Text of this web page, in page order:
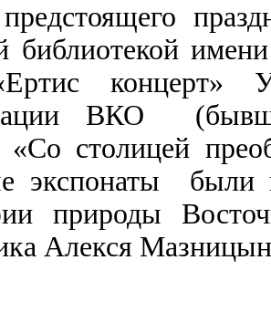
библиотекой
концерт»
ВКО
«Со столицей
экспонаты были
природы
Алекся